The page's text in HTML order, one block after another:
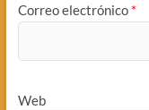
Correo electrónico *
Web